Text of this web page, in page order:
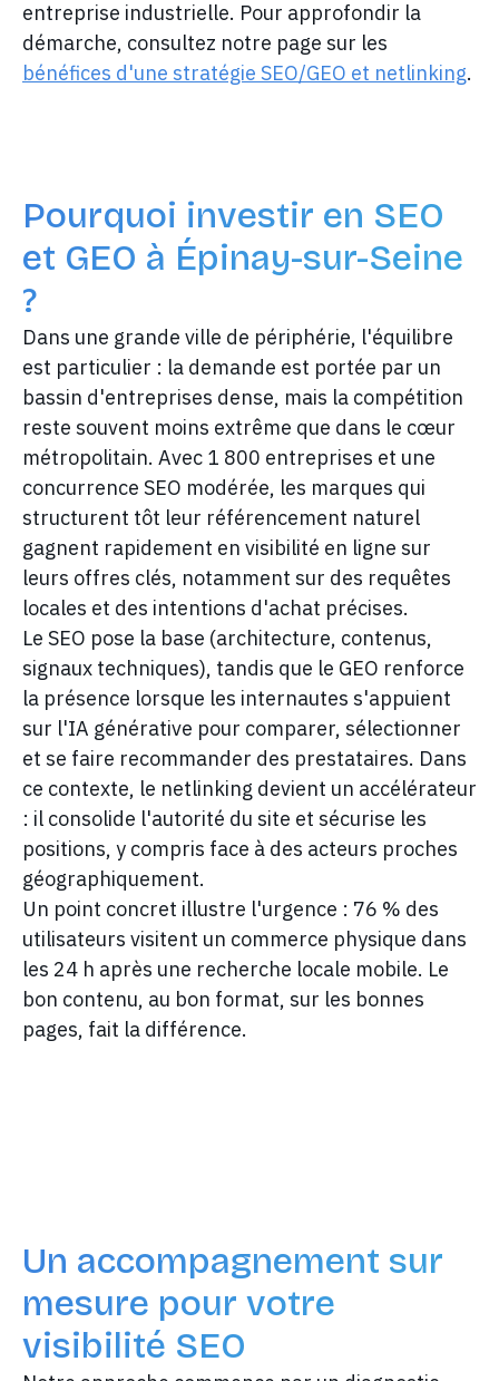
entreprise industrielle. Pour approfondir la
démarche, consultez notre page sur les
bénéfices d'une stratégie SEO/GEO et netlinking.
Pourquoi investir en SEO
et GEO à Épinay-sur-Seine
?
Dans une grande ville de périphérie, l'équilibre
est particulier : la demande est portée par un
bassin d'entreprises dense, mais la compétition
reste souvent moins extrême que dans le cœur
métropolitain. Avec 1 800 entreprises et une
concurrence SEO modérée, les marques qui
structurent tôt leur référencement naturel
gagnent rapidement en visibilité en ligne sur
leurs offres clés, notamment sur des requêtes
locales et des intentions d'achat précises.
Le SEO pose la base (architecture, contenus,
signaux techniques), tandis que le GEO renforce
la présence lorsque les internautes s'appuient
sur l'IA générative pour comparer, sélectionner
et se faire recommander des prestataires. Dans
ce contexte, le netlinking devient un accélérateur
: il consolide l'autorité du site et sécurise les
positions, y compris face à des acteurs proches
géographiquement.
Un point concret illustre l'urgence : 76 % des
utilisateurs visitent un commerce physique dans
les 24 h après une recherche locale mobile. Le
bon contenu, au bon format, sur les bonnes
pages, fait la différence.
Un accompagnement sur
mesure pour votre
visibilité SEO